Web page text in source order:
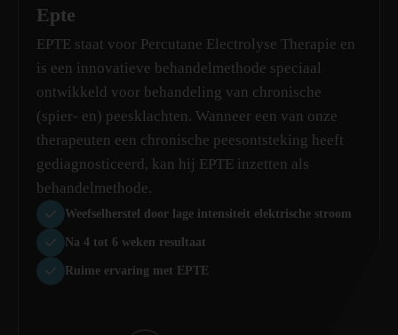
Epte
EPTE staat voor Percutane Electrolyse Therapie en
is een innovatieve behandelmethode speciaal
ontwikkeld voor behandeling van chronische
(spier- en) peesklachten. Wanneer een van onze
therapeuten een chronische peesontsteking heeft
gediagnosticeerd, kan hij EPTE inzetten als
behandelmethode.
Weefselherstel door lage intensiteit elektrische stroom
Na 4 tot 6 weken resultaat
Ruime ervaring met EPTE